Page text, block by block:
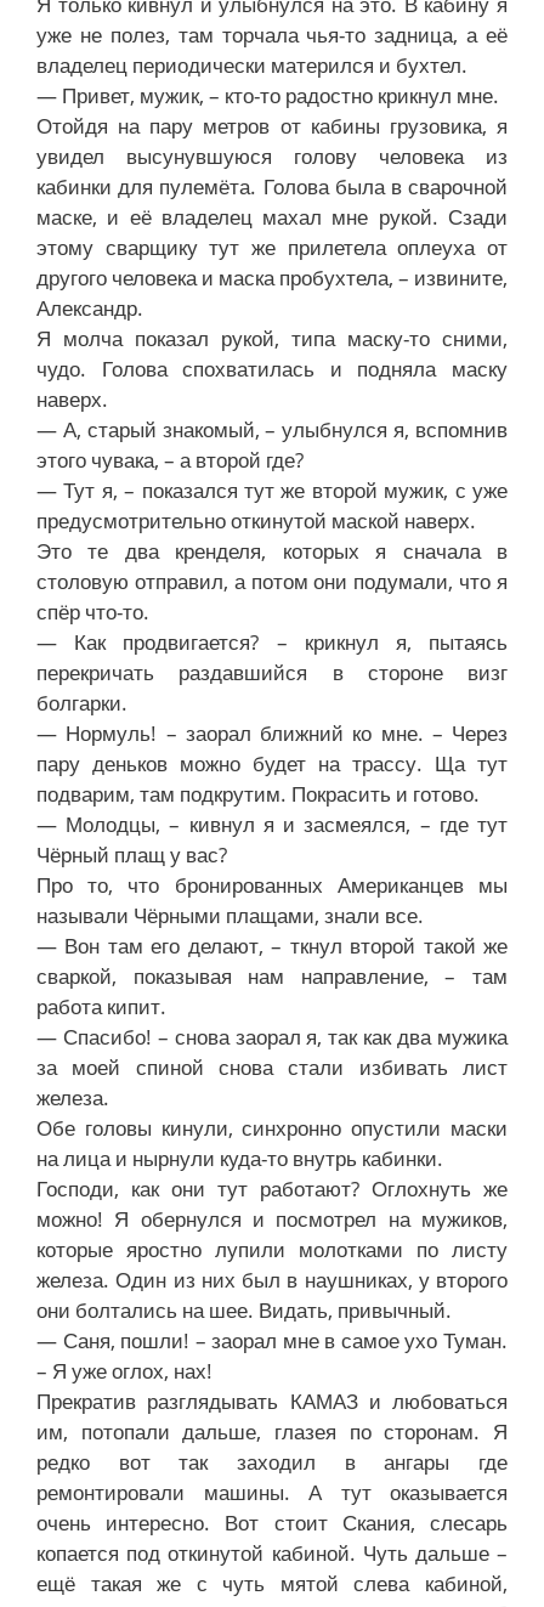
уже не полез, там торчала чья-то задница, а её
владелец периодически матерился и бухтел.
— Привет, мужик, – кто-то радостно крикнул мне.
Отойдя на пару метров от кабины грузовика, я
увидел высунувшуюся голову человека из
кабинки для пулемёта. Голова была в сварочной
маске, и её владелец махал мне рукой. Сзади
этому сварщику тут же прилетела оплеуха от
другого человека и маска пробухтела, – извините,
Александр.
Я молча показал рукой, типа маску-то сними,
чудо. Голова спохватилась и подняла маску
наверх.
— А, старый знакомый, – улыбнулся я, вспомнив
этого чувака, – а второй где?
— Тут я, – показался тут же второй мужик, с уже
предусмотрительно откинутой маской наверх.
Это те два кренделя, которых я сначала в
столовую отправил, а потом они подумали, что я
спёр что-то.
— Как продвигается? – крикнул я, пытаясь
перекричать раздавшийся в стороне визг
болгарки.
— Нормуль! – заорал ближний ко мне. – Через
пару деньков можно будет на трассу. Ща тут
подварим, там подкрутим. Покрасить и готово.
— Молодцы, – кивнул я и засмеялся, – где тут
Чёрный плащ у вас?
Про то, что бронированных Американцев мы
называли Чёрными плащами, знали все.
— Вон там его делают, – ткнул второй такой же
сваркой, показывая нам направление, – там
работа кипит.
— Спасибо! – снова заорал я, так как два мужика
за моей спиной снова стали избивать лист
железа.
Обе головы кинули, синхронно опустили маски
на лица и нырнули куда-то внутрь кабинки.
Господи, как они тут работают? Оглохнуть же
можно! Я обернулся и посмотрел на мужиков,
которые яростно лупили молотками по листу
железа. Один из них был в наушниках, у второго
они болтались на шее. Видать, привычный.
— Саня, пошли! – заорал мне в самое ухо Туман.
– Я уже оглох, нах!
Прекратив разглядывать КАМАЗ и любоваться
им, потопали дальше, глазея по сторонам. Я
редко вот так заходил в ангары где
ремонтировали машины. А тут оказывается
очень интересно. Вот стоит Скания, слесарь
копается под откинутой кабиной. Чуть дальше –
ещё такая же с чуть мятой слева кабиной,